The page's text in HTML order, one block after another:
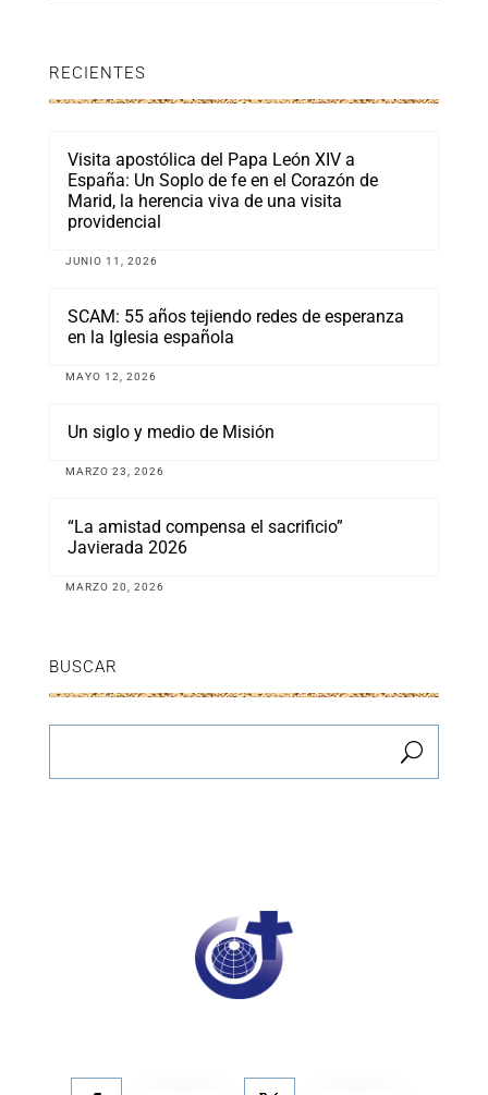
RECIENTES
Visita apostólica del Papa León XIV a
España: Un Soplo de fe en el Corazón de
Marid, la herencia viva de una visita
providencial
JUNIO 11, 2026
SCAM: 55 años tejiendo redes de esperanza
en la Iglesia española
MAYO 12, 2026
Un siglo y medio de Misión
MARZO 23, 2026
“La amistad compensa el sacrificio”
Javierada 2026
MARZO 20, 2026
BUSCAR